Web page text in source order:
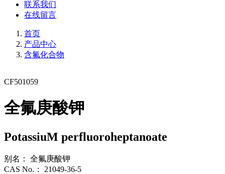
联系我们
在线留言
首页
产品中心
含氟化合物
CF501059
全氟庚酸钾
PotassiuM perfluoroheptanoate
别名：
全氟庚酸钾
CAS No.：
21049-36-5